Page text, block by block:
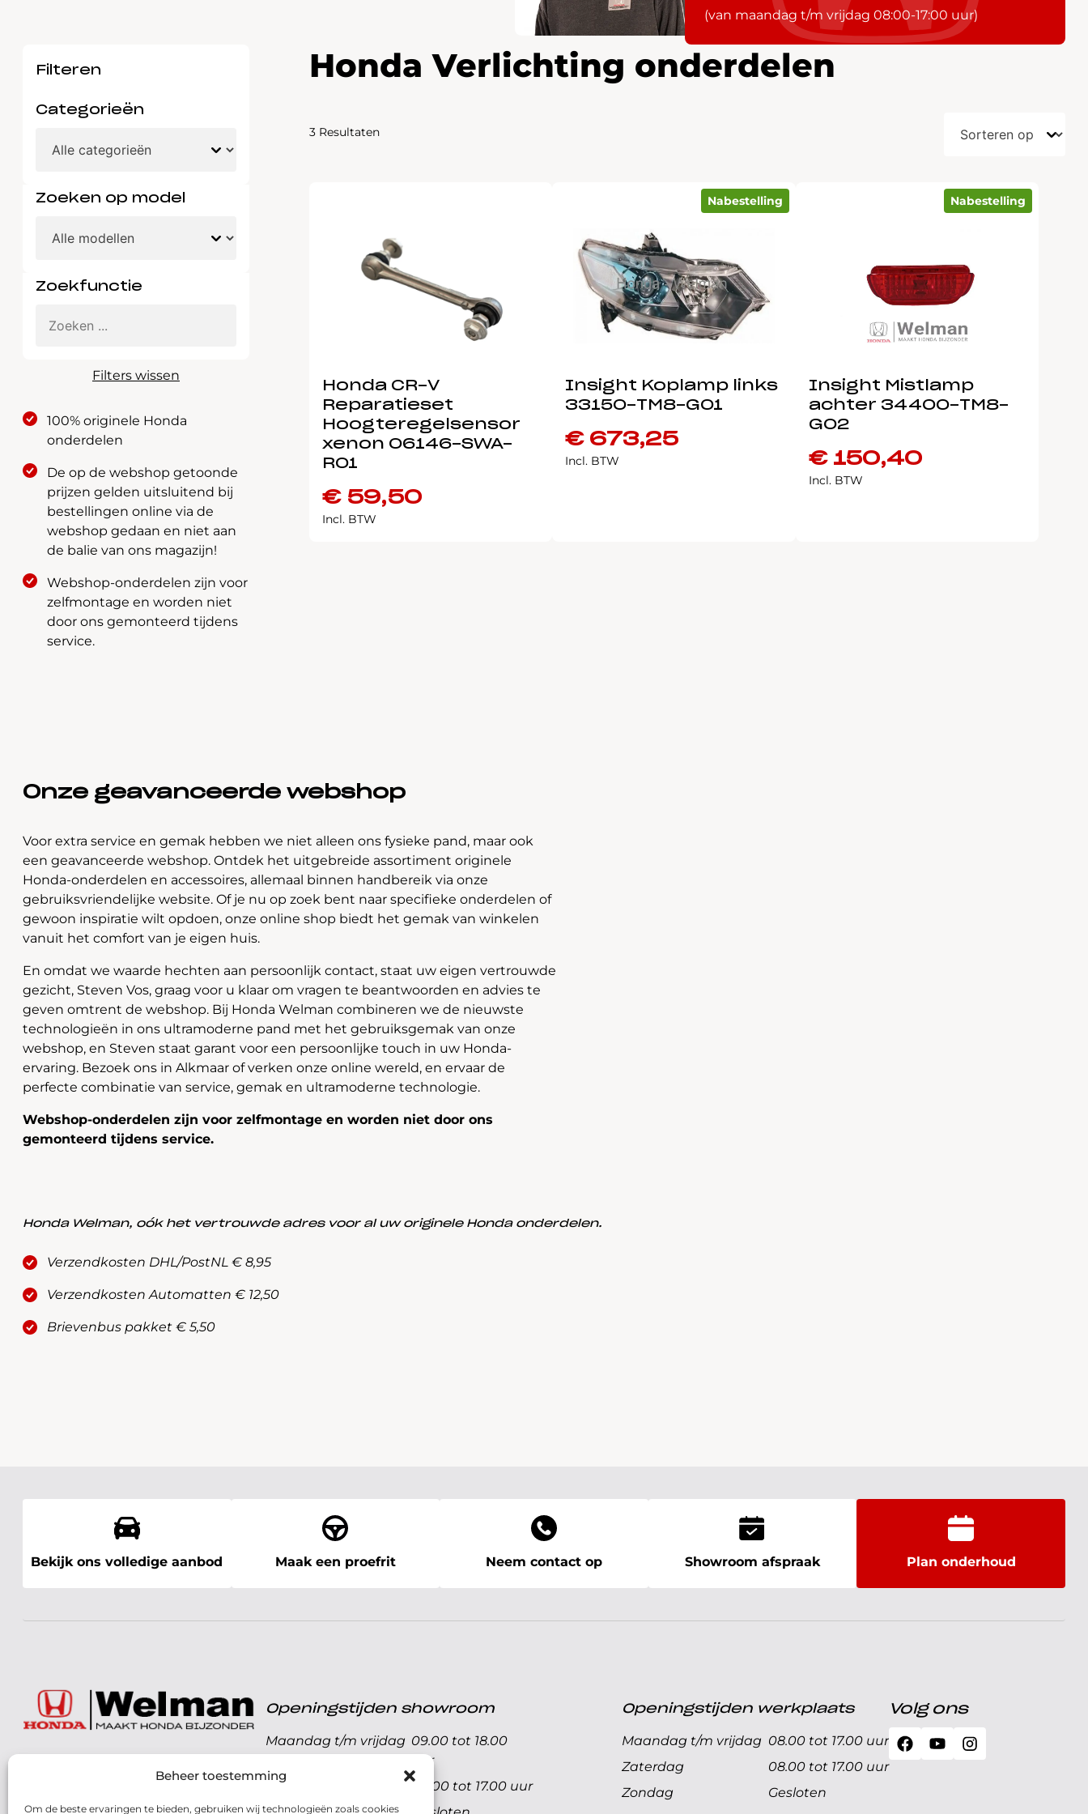
Beheer toestemming
Om de beste ervaringen te bieden, gebruiken wij technologieën zoals cookies
Pechhulp
Haal en breng service
WLTP-testmethode
(van maandag t/m vrijdag 08:00-17:00 uur)
Filteren
Categorieën
Zoeken op model
Zoekfunctie
Filters wissen
100% originele Honda
onderdelen
De op de webshop getoonde
prijzen gelden uitsluitend bij
bestellingen online via de
webshop gedaan en niet aan
de balie van ons magazijn!
Webshop-onderdelen zijn voor
zelfmontage en worden niet
door ons gemonteerd tijdens
service.
Honda Verlichting onderdelen
3 Resultaten
Honda CR-V
Reparatieset
Hoogteregelsensor
xenon 06146-SWA-
R01
€59,50
Incl. BTW
Nabestelling
Insight Koplamp links
33150-TM8-G01
€673,25
Incl. BTW
Nabestelling
Insight Mistlamp
achter 34400-TM8-
G02
€150,40
Incl. BTW
Onze geavanceerde webshop
Voor extra service en gemak hebben we niet alleen ons fysieke pand, maar ook
een geavanceerde webshop. Ontdek het uitgebreide assortiment originele
Honda-onderdelen en accessoires, allemaal binnen handbereik via onze
gebruiksvriendelijke website. Of je nu op zoek bent naar specifieke onderdelen of
gewoon inspiratie wilt opdoen, onze online shop biedt het gemak van winkelen
vanuit het comfort van je eigen huis.
En omdat we waarde hechten aan persoonlijk contact, staat uw eigen vertrouwde
gezicht, Steven Vos, graag voor u klaar om vragen te beantwoorden en advies te
geven omtrent de webshop. Bij Honda Welman combineren we de nieuwste
technologieën in ons ultramoderne pand met het gebruiksgemak van onze
webshop, en Steven staat garant voor een persoonlijke touch in uw Honda-
ervaring. Bezoek ons in Alkmaar of verken onze online wereld, en ervaar de
perfecte combinatie van service, gemak en ultramoderne technologie.
Webshop-onderdelen zijn voor zelfmontage en worden niet door ons
gemonteerd tijdens service.
Honda Welman, oók het vertrouwde adres voor al uw originele Honda onderdelen.
Verzendkosten DHL/PostNL € 8,95
Verzendkosten Automatten € 12,50
Brievenbus pakket € 5,50
Bekijk ons volledige aanbod Maak een proefrit Neem contact op Showroom afspraak Plan onderhoud
072 - 57 16 9 40
Parelweg 3, 1812 RS
Openingstijden showroom
Maandag t/m vrijdag 09.00 tot 18.00
uur
Zaterdag
09.00 tot 17.00 uur
Openingstijden werkplaats
Maandag t/m vrijdag 08.00 tot 17.00 uur
Zaterdag
08.00 tot 17.00 uur
Zondag
Gesloten
Volg ons